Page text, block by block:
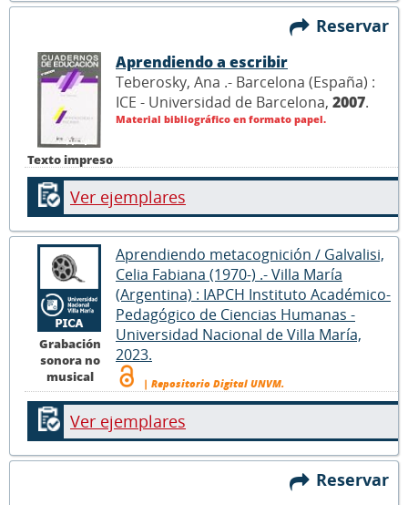
Reservar
Texto impreso
Aprendiendo a escribir
Teberosky, Ana .- Barcelona (España) :
ICE - Universidad de Barcelona, 2007.
Material bibliográfico en formato papel.
Ver ejemplares
Grabación
sonora no
musical
Aprendiendo metacognición / Galvalisi,
Celia Fabiana (1970-) .- Villa María
(Argentina) : IAPCH Instituto Académico-
Pedagógico de Ciencias Humanas -
Universidad Nacional de Villa María,
2023.
| Repositorio Digital UNVM.
Ver ejemplares
Reservar